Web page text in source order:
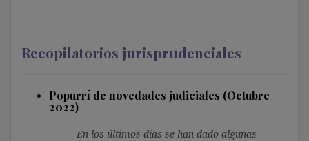
Recopilatorios jurisprudenciales
Popurrí de novedades judiciales (Octubre
2022)
En los últimos días se han dado algunas